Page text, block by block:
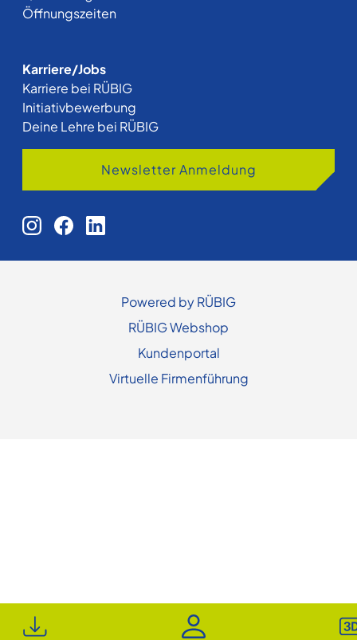
Öffnungszeiten
Karriere/Jobs
Karriere bei RÜBIG
Initiativbewerbung
Deine Lehre bei RÜBIG
Newsletter Anmeldung
Powered by RÜBIG
RÜBIG Webshop
Kundenportal
Virtuelle Firmenführung